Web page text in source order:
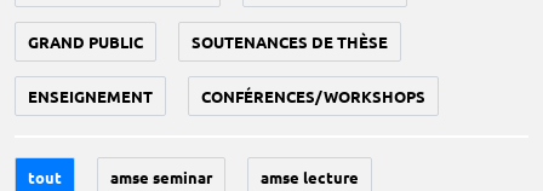
GRAND PUBLIC SOUTENANCES DE THÈSE
ENSEIGNEMENT CONFÉRENCES/WORKSHOPS
tout amse seminar amse lecture